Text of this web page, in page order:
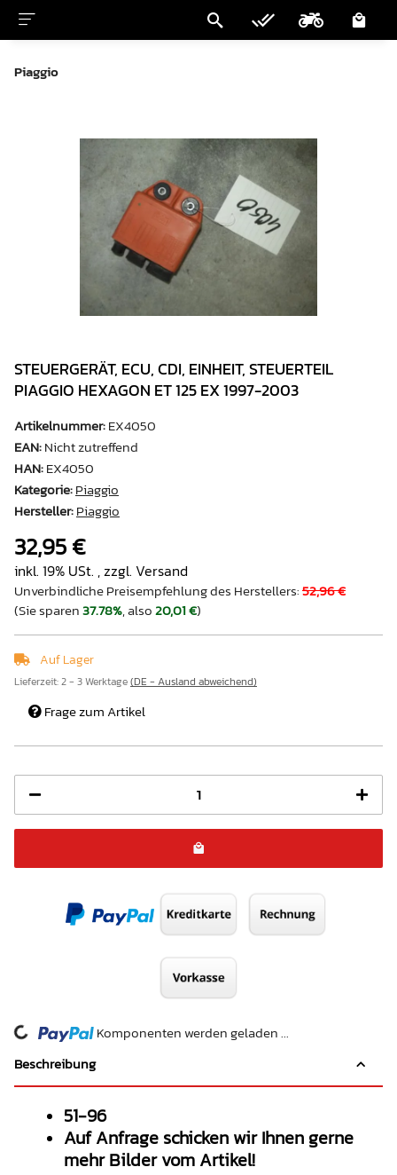
Piaggio
STEUERGERÄT, ECU, CDI, EINHEIT, STEUERTEIL
PIAGGIO HEXAGON ET 125 EX 1997-2003
Artikelnummer:EX4050
EAN:Nicht zutreffend
HAN:EX4050
Kategorie:Piaggio
Hersteller:Piaggio
32,95 €
inkl. 19% USt. , zzgl. Versand
Unverbindliche Preisempfehlung des Herstellers:52,96 €
(Sie sparen37.78%, also20,01 €)
Auf Lager
Lieferzeit:2 - 3 Werktage(DE - Ausland abweichend)
Frage zum Artikel
Komponenten werden geladen ...
Beschreibung
51-96
Auf Anfrage schicken wir Ihnen gerne
mehr Bilder vom Artikel!